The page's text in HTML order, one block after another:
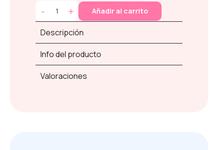
- + Añadir al carrito
Descripción
Info del producto
Valoraciones